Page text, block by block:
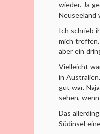
wieder. Ja
Neuseeland
Ich schrieb
mich
aber ein
Vielleicht
in
gut war.
sehen,
Das
Südinsel